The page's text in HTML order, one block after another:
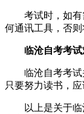
考试时，如有需
何通讯工具，否则
临沧自考考试
临沧自考考试并
只要努力读书，
以上是关于临沧